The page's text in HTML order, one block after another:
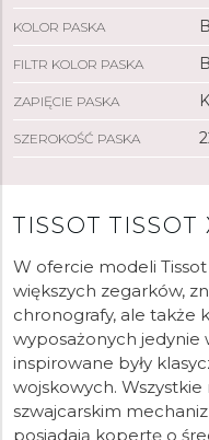
KOLOR PASKA
FILTR KOLOR PASKA
ZAPIĘCIE PASKA
SZEROKOŚĆ PASKA
TISSOT TISSOT
W ofercie modeli
większych zegarków,
chronografy, ale także
wyposażonych jedynie
inspirowane były
wojskowych.
szwajcarskim
posiadają kopertę o